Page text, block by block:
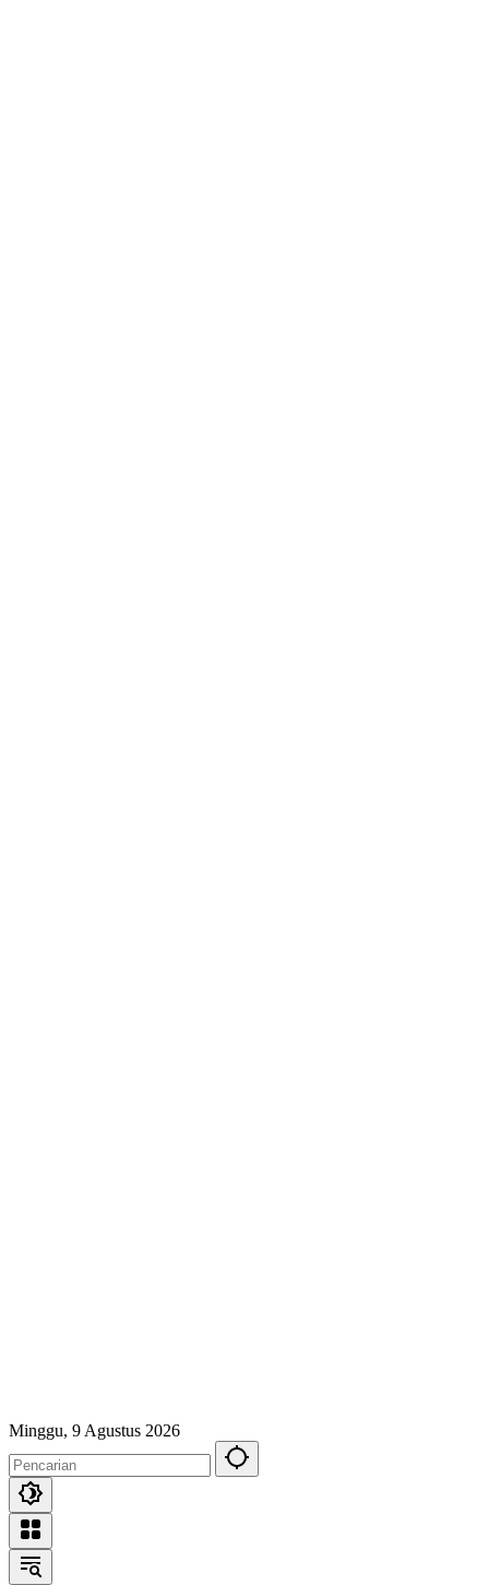
Minggu, 9 Agustus 2026